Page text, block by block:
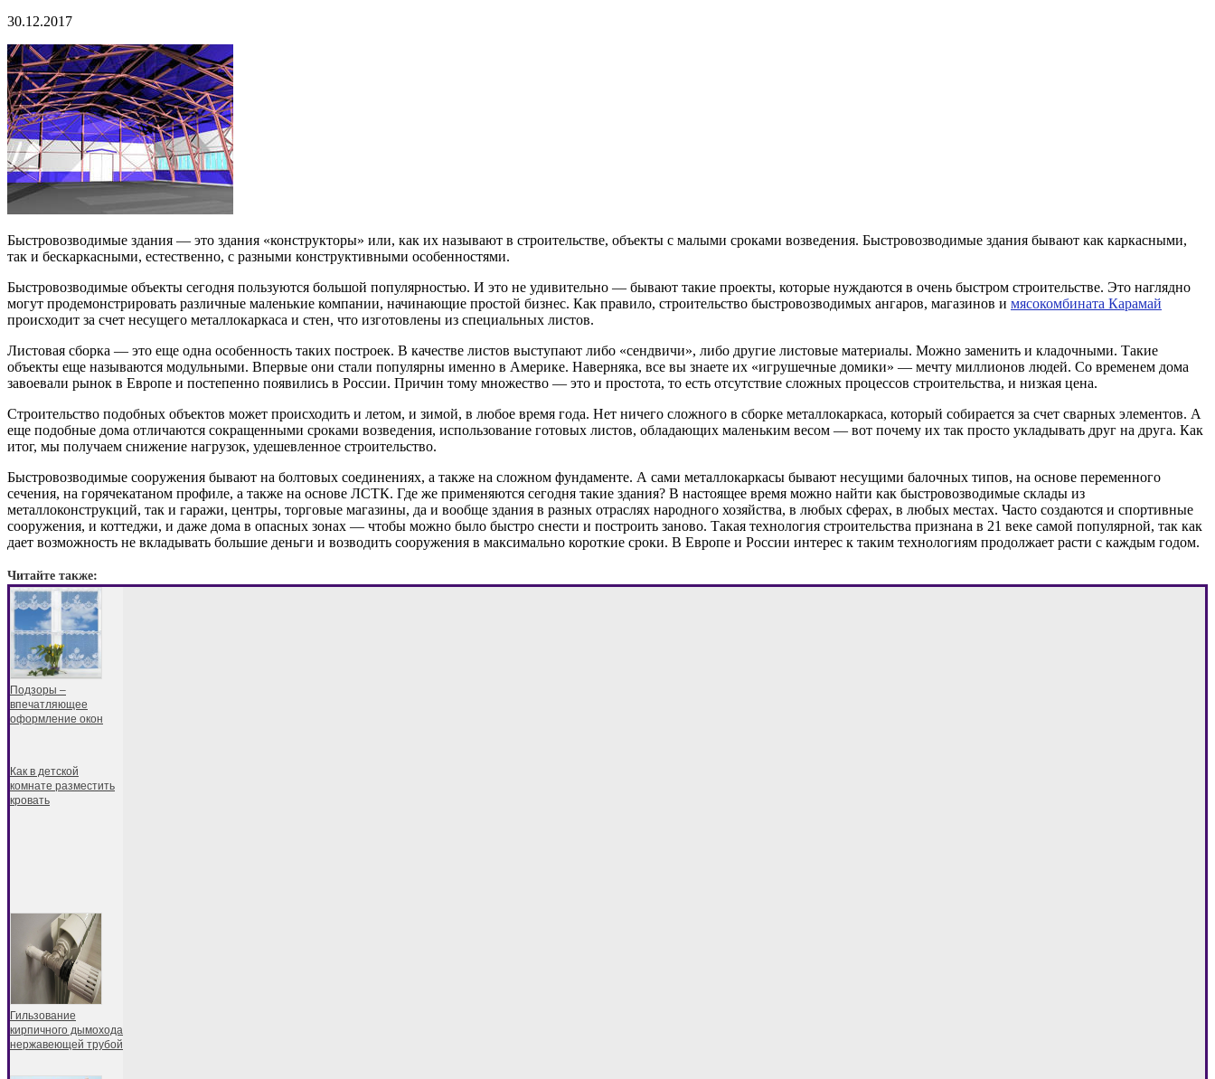
30.12.2017
Быстровозводимые здания — это здания «конструкторы» или, как их называют в строительстве, объекты с малыми сроками возведения. Быстровозводимые здания бывают как каркасными,
так и бескаркасными, естественно, с разными конструктивными особенностями.
Быстровозводимые объекты сегодня пользуются большой популярностью. И это не удивительно — бывают такие проекты, которые нуждаются в очень быстром строительстве. Это наглядно
могут продемонстрировать различные маленькие компании, начинающие простой бизнес. Как правило, строительство быстровозводимых ангаров, магазинов и мясокомбината Карамай
происходит за счет несущего металлокаркаса и стен, что изготовлены из специальных листов.
Листовая сборка — это еще одна особенность таких построек. В качестве листов выступают либо «сендвичи», либо другие листовые материалы. Можно заменить и кладочными. Такие
объекты еще называются модульными. Впервые они стали популярны именно в Америке. Наверняка, все вы знаете их «игрушечные домики» — мечту миллионов людей. Со временем дома
завоевали рынок в Европе и постепенно появились в России. Причин тому множество — это и простота, то есть отсутствие сложных процессов строительства, и низкая цена.
Строительство подобных объектов может происходить и летом, и зимой, в любое время года. Нет ничего сложного в сборке металлокаркаса, который собирается за счет сварных элементов. А
еще подобные дома отличаются сокращенными сроками возведения, использование готовых листов, обладающих маленьким весом — вот почему их так просто укладывать друг на друга. Как
итог, мы получаем снижение нагрузок, удешевленное строительство.
Быстровозводимые сооружения бывают на болтовых соединениях, а также на сложном фундаменте. А сами металлокаркасы бывают несущими балочных типов, на основе переменного
сечения, на горячекатаном профиле, а также на основе ЛСТК. Где же применяются сегодня такие здания? В настоящее время можно найти как быстровозводимые склады из
металлоконструкций, так и гаражи, центры, торговые магазины, да и вообще здания в разных отраслях народного хозяйства, в любых сферах, в любых местах. Часто создаются и спортивные
сооружения, и коттеджи, и даже дома в опасных зонах — чтобы можно было быстро снести и построить заново. Такая технология строительства признана в 21 веке самой популярной, так как
дает возможность не вкладывать большие деньги и возводить сооружения в максимально короткие сроки. В Европе и России интерес к таким технологиям продолжает расти с каждым годом.
Читайте также:
Подзоры –
впечатляющее
оформление окон
Как в детской
комнате разместить
кровать
Гильзование
кирпичного дымохода
нержавеющей трубой